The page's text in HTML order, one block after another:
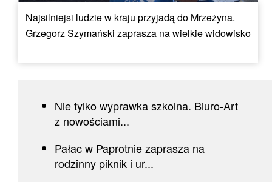
Najsilniejsi ludzie w kraju przyjadą do Mrzeżyna.
Grzegorz Szymański zaprasza na wielkie widowisko
Nie tylko wyprawka szkolna. Biuro-Art
z nowościami...
Pałac w Paprotnie zaprasza na
rodzinny piknik i ur...